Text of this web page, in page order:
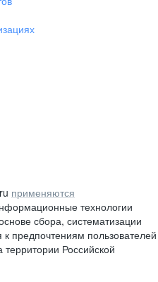
применяются
технологии
сбора, систематизации
предпочтениям пользователей
Российской